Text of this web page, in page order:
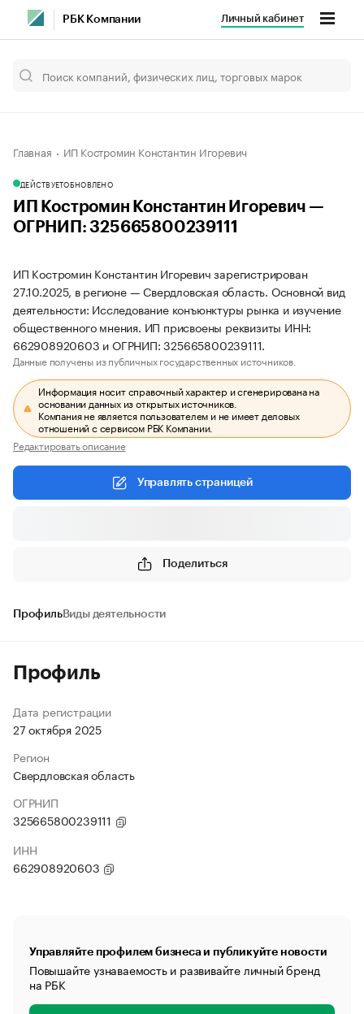
РБК Компании Личный кабинет
Главная ИП Костромин Константин Игоревич
ДЕЙСТВУЕТОБНОВЛЕНО
ИП Костромин Константин Игоревич —
ОГРНИП: 325665800239111
ИП Костромин Константин Игоревич зарегистрирован
27.10.2025, в регионе — Свердловская область. Основной вид
деятельности: Исследование конъюнктуры рынка и изучение
общественного мнения. ИП присвоены реквизиты ИНН:
662908920603 и ОГРНИП: 325665800239111.
Данные получены из публичных государственных источников.
Информация носит справочный характер и сгенерирована на
основании данных из открытых источников.
Компания не является пользователем и не имеет деловых
отношений с сервисом РБК Компании.
Редактировать описание
Управлять страницей
Поделиться
ПрофильВиды деятельности
Профиль
Дата регистрации
27 октября 2025
Регион
Свердловская область
ОГРНИП
325665800239111
ИНН
662908920603
Управляйте профилем бизнеса и публикуйте новости
Повышайте узнаваемость и развивайте личный бренд
на РБК